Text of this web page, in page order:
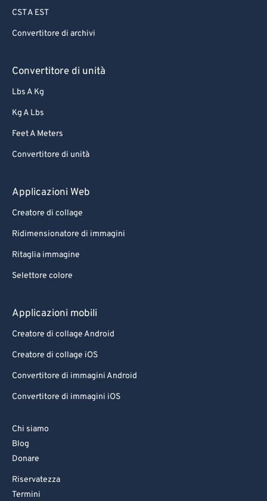
CST A EST
Convertitore di archivi
Convertitore di unità
Lbs A Kg
Kg A Lbs
Feet A Meters
Convertitore di unità
Applicazioni Web
Creatore di collage
Ridimensionatore di immagini
Ritaglia immagine
Selettore colore
Applicazioni mobili
Creatore di collage Android
Creatore di collage iOS
Convertitore di immagini Android
Convertitore di immagini iOS
Chi siamo
Blog
Donare
Riservatezza
Termini